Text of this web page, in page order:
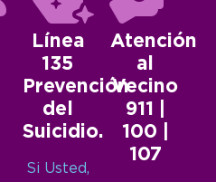
Línea
135
Prevención
del
Suicidio.
Si Usted,
Atención
al
Vecino
911 |
100 |
107